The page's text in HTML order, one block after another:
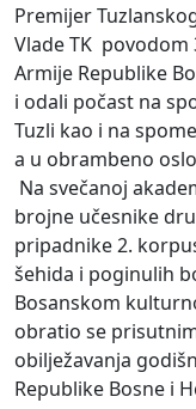
Premijer
Vlade TK
Armije Republike
i odali počast na
Tuzli kao i na
a u obrambeno
Na svečanoj
brojne učesnike
pripadnike 2.
šehida i poginulih
Bosanskom
obratio se
obilježavanja
Republike Bosne i